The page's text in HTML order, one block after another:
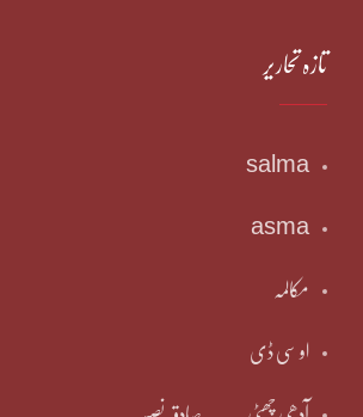
تازہ تحاریر
salma
asma
مکالمہ
او سی ڈی